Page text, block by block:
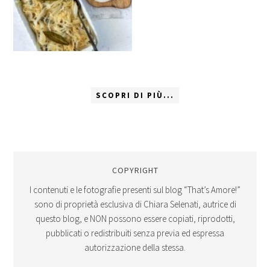
SCOPRI DI PIÙ...
COPYRIGHT
I contenuti e le fotografie presenti sul blog “That’s Amore!”
sono di proprietà esclusiva di Chiara Selenati, autrice di
questo blog, e NON possono essere copiati, riprodotti,
pubblicati o redistribuiti senza previa ed espressa
autorizzazione della stessa.